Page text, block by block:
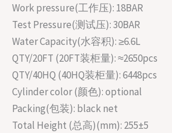
Work pressure(工作压): 18BAR
Test Pressure(测试压): 30BAR
Water Capacity(水容积): ≥6.6L
QTY/20FT (20FT装柜量): ≈2650pcs
QTY/40HQ (40HQ装柜量): 6448pcs
Cylinder color (颜色): optional
Packing(包装): black net
Total Height (总高)(mm): 255±5